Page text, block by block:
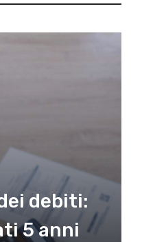
debiti:
5 anni